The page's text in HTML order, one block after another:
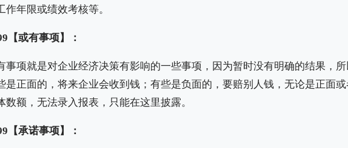
作年限或绩效考核等。
【或有事项】：
事项就是对企业经济决策有影响的一些事项，因为暂时没有明确的结果，
是正面的，将来企业会收到钱；有些是负面的，要赔别人钱，无论是正面
数额，无法录入报表，只能在这里披露。
【承诺事项】：